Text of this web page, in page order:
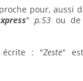
pour, aussi
" p.53ou de
écrite : "Zeste"